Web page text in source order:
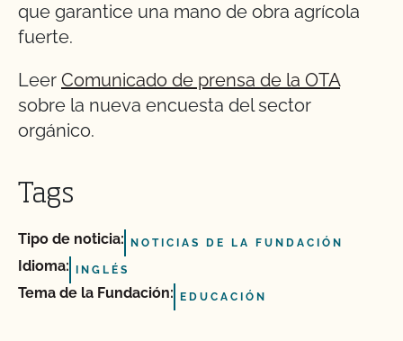
que garantice una mano de obra agrícola
fuerte.
Leer Comunicado de prensa de la OTA
sobre la nueva encuesta del sector
orgánico.
Tags
Tipo de noticia: NOTICIAS DE LA FUNDACIÓN
Idioma: INGLÉS
Tema de la Fundación: EDUCACIÓN